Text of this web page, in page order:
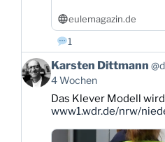
eulemagazin.de
1
Beitrag
von
Karsten
Dittmann
Bluesky
Karsten Dittmann
4 Wochen
Das Klever Modell
www1.wdr.de/nrw/